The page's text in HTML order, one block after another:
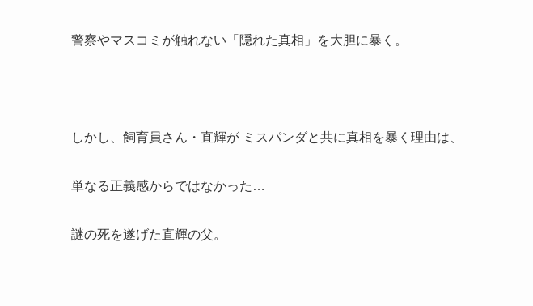
警察やマスコミが触れない「隠れた真相」を大胆に暴く。
しかし、飼育員さん・直輝が ミスパンダと共に真相を暴く理由は、
単なる正義感からではなかった…
謎の死を遂げた直輝の父。